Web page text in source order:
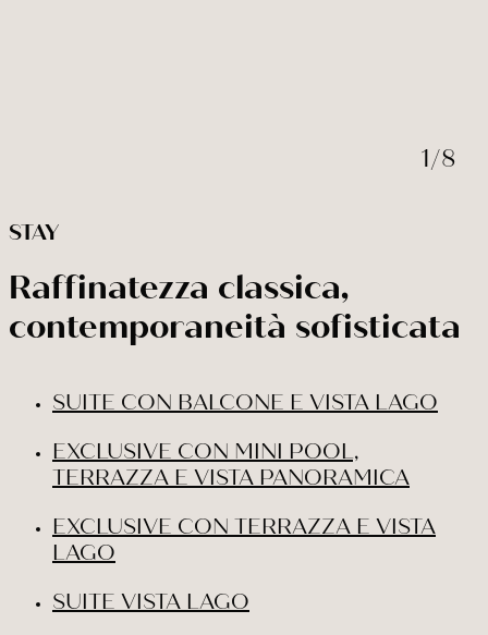
1/8
STAY
Raffinatezza classica,
contemporaneità sofisticata
SUITE CON BALCONE E VISTA LAGO
EXCLUSIVE CON MINI POOL,
TERRAZZA E VISTA PANORAMICA
EXCLUSIVE CON TERRAZZA E VISTA
LAGO
SUITE VISTA LAGO